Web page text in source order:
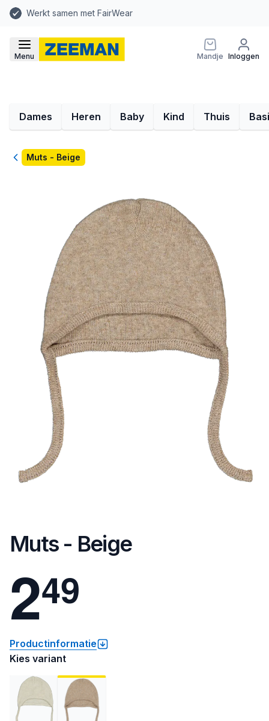
Werkt samen met FairWear
Menu Mandje Inloggen
Dames Heren Baby Kind Thuis
TerugMuts - Beige
Muts - Beige
249
Productinformatie
Kies variant